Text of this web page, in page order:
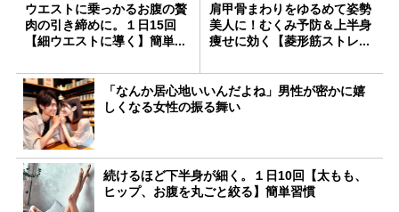
ウエストに乗っかるお腹の贅
肉の引き締めに。１日15回
【細ウエストに導く】簡単...
肩甲骨まわりをゆるめて姿勢
美人に！むくみ予防＆上半身
痩せに効く【菱形筋ストレ...
「なんか居心地いいんだよね」男性が密かに嬉
しくなる女性の振る舞い
続けるほど下半身が細く。１日10回【太もも、
ヒップ、お腹を丸ごと絞る】簡単習慣